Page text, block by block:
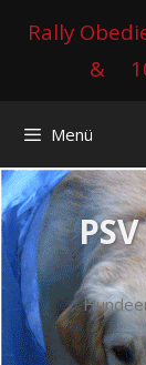
InhaltRally
&
Menü